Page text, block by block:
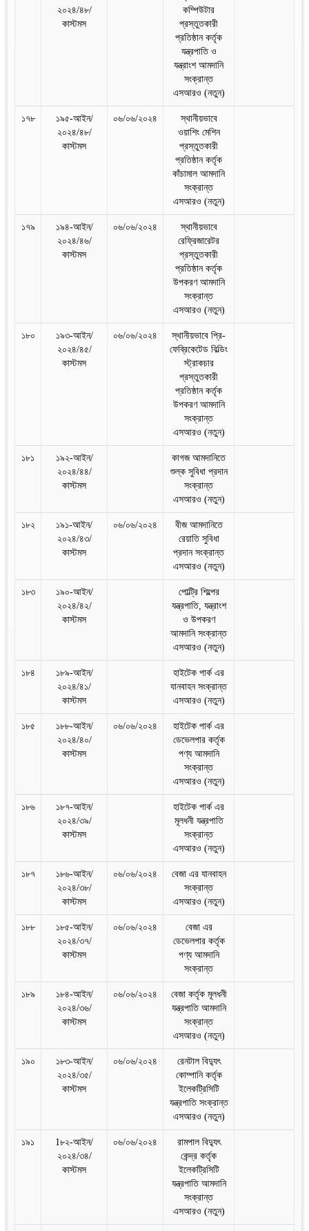
২০২৪/৪৮/
কাস্টমস
কম্পিউটার
প্রস্তুতকারী
প্রতিষ্ঠান কর্তৃক
যন্ত্রপাতি ও
যন্ত্রাংশ আমদানি
সংক্রান্ত
এসআরও (নতুন)
১৭৮
১৯৫-আইন/
২০২৪/৪৮/
কাস্টমস
০৬/০৬/২০২৪
স্থানীয়ভাবে
ওয়াশিং মেশিন
প্রস্তুতকারী
প্রতিষ্ঠান কর্তৃক
কাঁচামাল আমদানি
সংক্রান্ত
এসআরও (নতুন)
১৭৯
১৯৪-আইন/
২০২৪/৪৬/
কাস্টমস
০৬/০৬/২০২৪
স্থানীয়ভাবে
রেফ্রিজারেটর
প্রস্তুতকারী
প্রতিষ্ঠান কর্তৃক
উপকরণ আমদানি
সংক্রান্ত
এসআরও (নতুন)
১৮০
১৯৩-আইন/
২০২৪/৪৫/
কাস্টমস
০৬/০৬/২০২৪
স্থানীয়ভাবে প্রি-
ফেব্রিকেটেড বিল্ডিং
স্ট্রাকচার
প্রস্তুতকারী
প্রতিষ্ঠান কর্তৃক
উপকরণ আমদানি
সংক্রান্ত
এসআরও (নতুন)
১৮১
১৯২-আইন/
২০২৪/৪৪/
কাস্টমস
কাগজ আমদানিতে
শুল্ক সুবিধা প্রদান
সংক্রান্ত
এসআরও (নতুন)
১৮২
১৯১-আইন/
২০২৪/৪৩/
কাস্টমস
০৬/০৬/২০২৪
বীজ আমদানিতে
রেয়াতি সুবিধা
প্রদান সংক্রান্ত
এসআরও (নতুন)
১৮৩
১৯০-আইন/
২০২৪/৪২/
কাস্টমস
পোল্ট্রি শিল্পের
যন্ত্রপাতি, যন্ত্রাংশ
ও উপকরণ
আমদানি সংক্রান্ত
এসআরও (নতুন)
১৮৪
১৮৯-আইন/
২০২৪/৪১/
কাস্টমস
হাইটেক পার্ক এর
যানবাহন সংক্রান্ত
এসআরও (নতুন)
১৮৫
১৮৮-আইন/
২০২৪/৪০/
কাস্টমস
০৬/০৬/২০২৪
হাইটেক পার্ক এর
ডেভেলপার কর্তৃক
পণ্য আমদানি
সংক্রান্ত
এসআরও (নতুন)
১৮৬
১৮৭-আইন/
২০২৪/৩৯/
কাস্টমস
হাইটেক পার্ক এর
মূলধনী যন্ত্রপাতি
সংক্রান্ত
এসআরও (নতুন)
১৮৭
১৮৬-আইন/
২০২৪/৩৮/
কাস্টমস
০৬/০৬/২০২৪
বেজা এর যানবাহন
সংক্রান্ত
এসআরও (নতুন)
১৮৮
১৮৫-আইন/
২০২৪/৩৭/
কাস্টমস
০৬/০৬/২০২৪
বেজা এর
ডেভেলপার কর্তৃক
পণ্য আমদানি
সংক্রান্ত
১৮৯
১৮৪-আইন/
২০২৪/৩৬/
কাস্টমস
০৬/০৬/২০২৪
বেজা কর্তৃক মূলধনী
যন্ত্রপাতি আমদানি
সংক্রান্ত
এসআরও (নতুন)
১৯০
১৮৩-আইন/
২০২৪/৩৫/
কাস্টমস
০৬/০৬/২০২৪
রেনটাল বিদ্যুৎ
কোম্পানি কর্তৃক
ইলেকট্রিসিটি
যন্ত্রপাতি সংক্রান্ত
এসআরও (নতুন)
১৯১
1৮২-আইন/
২০২৪/৩৪/
কাস্টমস
০৬/০৬/২০২৪
রামপাল বিদ্যুৎ
কেন্দ্র কর্তৃক
ইলেকট্রিসিটি
যন্ত্রপাতি আমদানি
সংক্রান্ত
এসআরও (নতুন)